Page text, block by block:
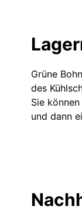
Grüne
des
Sie
und dann